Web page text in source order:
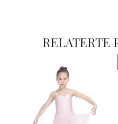
RELATERTE